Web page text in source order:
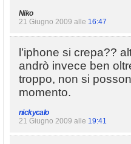
Niko
21 Giugno 2009 alle 16:47
l’iphone si crepa??
andrò invece ben
troppo, non si
momento.
nickycalo
21 Giugno 2009 alle 19:41